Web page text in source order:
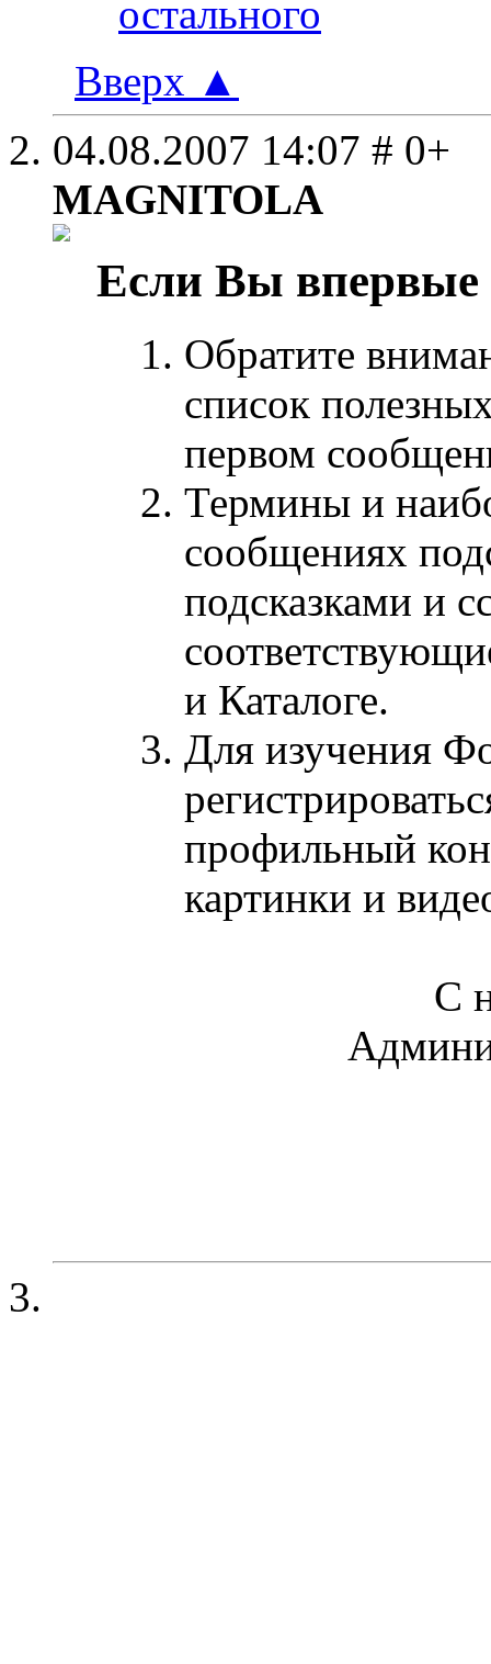
остального
Вверх ▲
04.08.2007 14:07 # 0+
MAGNITOLA
Если Вы
Обратите
список
первом
Термины и
сообщениях
подсказками и
и Каталоге.
Для изучения
профильный
картинки и
С